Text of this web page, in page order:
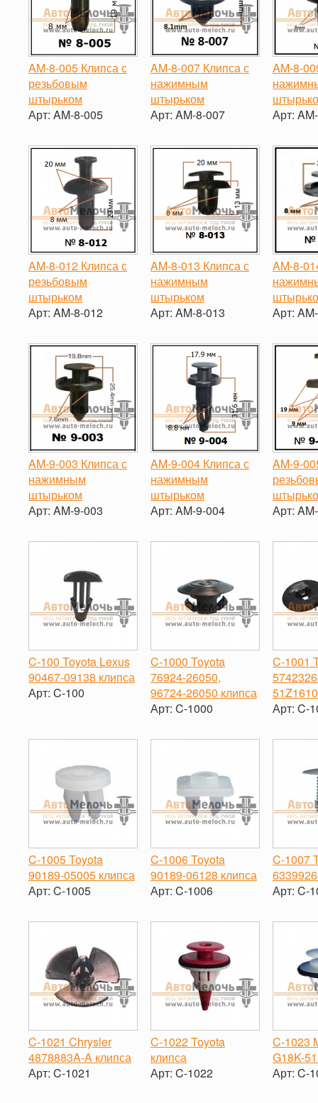
AM-8-005 Клипса с
резьбовым
штырьком
Арт: AM-8-005
-
+
AM-8-007 Клипса с
нажимным
штырьком
Арт: AM-8-007
-
+
AM-8-
Арт:
-
AM-8-012 Клипса с
резьбовым
штырьком
Арт: AM-8-012
-
+
AM-8-013 Клипса с
нажимным
штырьком
Арт: AM-8-013
-
+
AM-8-
Арт:
-
AM-9-003 Клипса с
нажимным
штырьком
Арт: AM-9-003
-
+
AM-9-004 Клипса с
нажимным
штырьком
Арт: AM-9-004
-
+
AM-9-
Арт:
-
C-100 Toyota Lexus
90467-09138 клипса
Арт: C-100
C-1000 Toyota
76924-26050,
96724-26050 клипса
Арт: C-1000
-
+
C-1001
Арт: C-
-
C-1005 Toyota
90189-05005 клипса
Арт: C-1005
-
+
C-1006 Toyota
90189-06128 клипса
Арт: C-1006
-
+
C-1007
Арт: C-
-
C-1021 Chrysler
4878883A-A клипса
Арт: C-1021
C-1022 Toyota
клипса
Арт: C-1022
C-1023
G18K-
Арт: C-